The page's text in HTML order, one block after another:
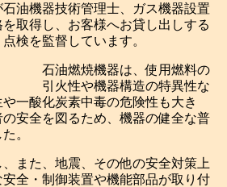
油機器技術管理士、ガス機器設置
取得し、お客様へお貸し出しする
検を監督しています。
石油燃焼機器は、使用燃料の
引火性や機器構造の特異性な
一酸化炭素中毒の危険性も大き
の安全を図るため、機器の健全な普
。
また、地震、その他の安全対策上
全・制御装置や機能部品が取り付